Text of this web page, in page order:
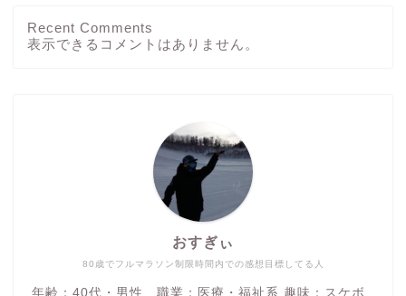
Recent Comments
表示できるコメントはありません。
80歳でフルマラソン制限時間内での感想目標してる人
おすぎぃ
年齢：40代・男性 職業：医療・福祉系 趣味：スケボ